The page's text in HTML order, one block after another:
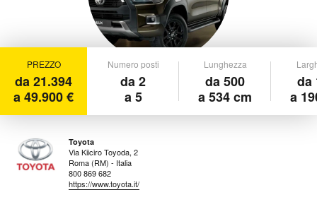
PREZZO
da 21.394
a 49.900 €
Numero posti
da 2
a 5
Lunghezza
da 500
a 534 cm
da
a
Toyota
Via Kiiciro Toyoda, 2
Roma (RM) - Italia
800 869 682
https://www.toyota.it/